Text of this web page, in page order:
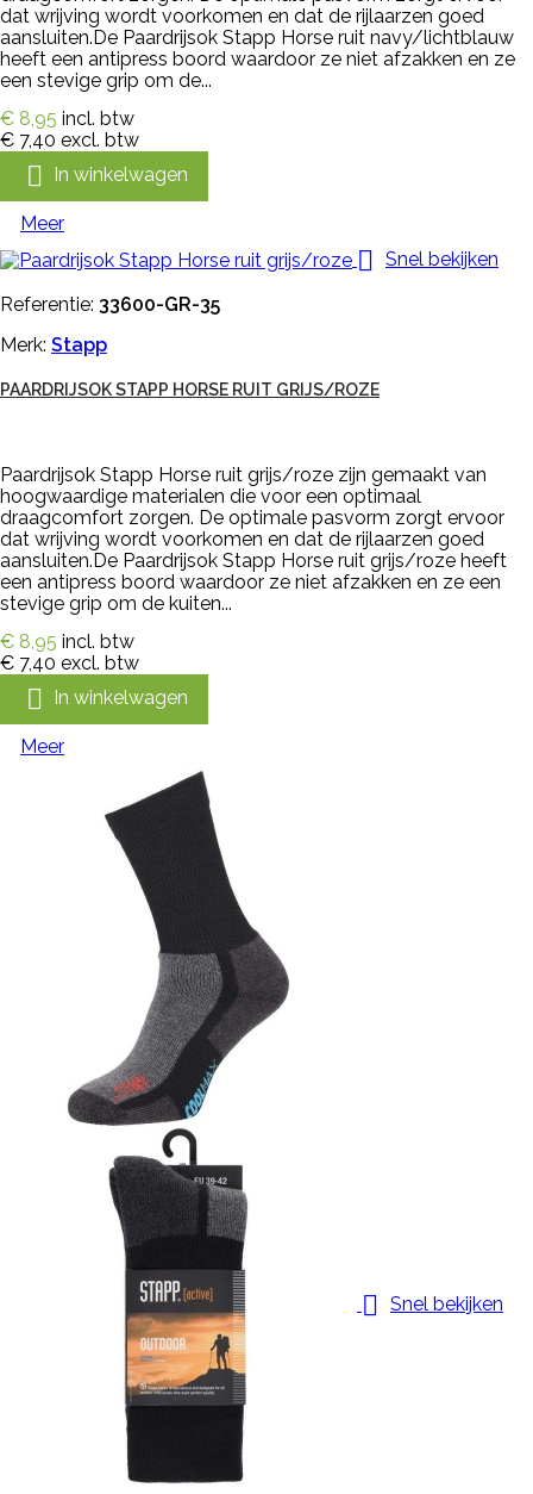
dat wrijving wordt voorkomen en dat de rijlaarzen goed
aansluiten.De Paardrijsok Stapp Horse ruit navy/lichtblauw
heeft een antipress boord waardoor ze niet afzakken en ze
een stevige grip om de...
€ 8,95 incl. btw
€ 7,40 excl. btw
 In winkelwagen
Meer
 Snel bekijken
Referentie: 33600-GR-35
Merk: Stapp
PAARDRIJSOK STAPP HORSE RUIT GRIJS/ROZE
Paardrijsok Stapp Horse ruit grijs/roze zijn gemaakt van
hoogwaardige materialen die voor een optimaal
draagcomfort zorgen. De optimale pasvorm zorgt ervoor
dat wrijving wordt voorkomen en dat de rijlaarzen goed
aansluiten.De Paardrijsok Stapp Horse ruit grijs/roze heeft
een antipress boord waardoor ze niet afzakken en ze een
stevige grip om de kuiten...
€ 8,95 incl. btw
€ 7,40 excl. btw
 In winkelwagen
Meer
 Snel bekijken